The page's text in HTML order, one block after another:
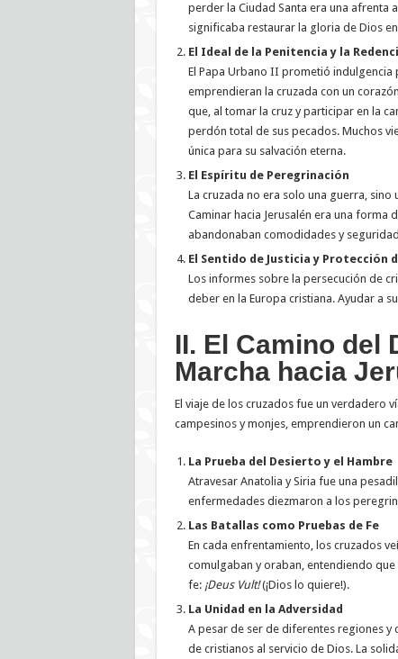
perder la Ciudad Santa era una afrenta
significaba restaurar la gloria de Dios
El Ideal de la Penitencia y la
El Papa Urbano II prometió indulgencia
emprendieran la cruzada con un
que, al tomar la cruz y participar en la
perdón total de sus pecados. Muchos
única para su salvación eterna.
El Espíritu de Peregrinación
La cruzada no era solo una guerra,
Caminar hacia Jerusalén era una forma
abandonaban comodidades y
El Sentido de Justicia y Protección
Los informes sobre la persecución de
deber en la Europa cristiana. Ayudar a
II. El Camino del
Marcha hacia
El viaje de los cruzados fue un verdadero
campesinos y monjes, emprendieron un
La Prueba del Desierto y el Hambre
Atravesar Anatolia y Siria fue una
enfermedades diezmaron a los
Las Batallas como Pruebas de Fe
En cada enfrentamiento, los cruzados
comulgaban y oraban, entendiendo
fe: ¡Deus Vult!(¡Dios lo quiere!).
La Unidad en la Adversidad
A pesar de ser de diferentes regiones y
de cristianos al servicio de Dios. La